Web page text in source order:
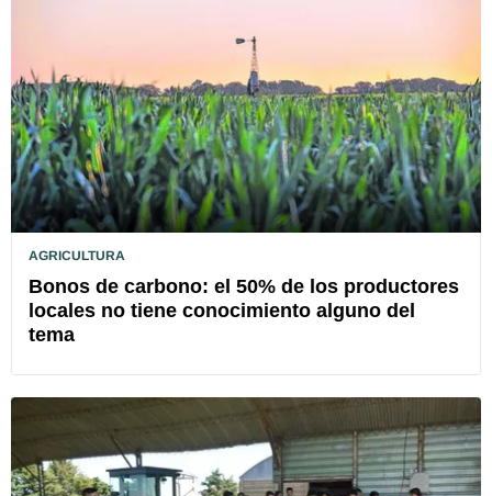
AGRICULTURA
Bonos de carbono: el 50% de los productores
locales no tiene conocimiento alguno del
tema